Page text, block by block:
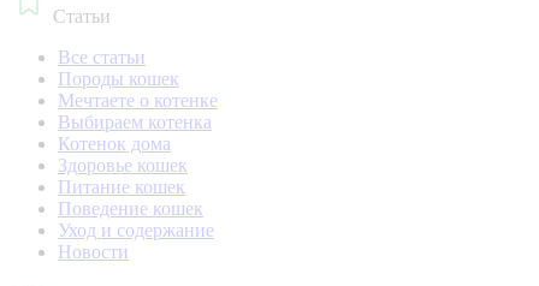
Статьи
Все статьи
Породы кошек
Мечтаете о котенке
Выбираем котенка
Котенок дома
Здоровье кошек
Питание кошек
Поведение кошек
Уход и содержание
Новости